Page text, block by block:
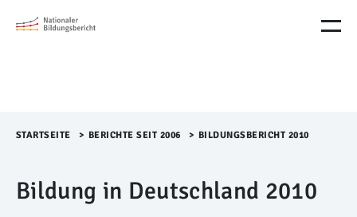
STARTSEITE >​ BERICHTE SEIT 2006 >​ BILDUNGSBERICHT 2010
Bildung in Deutschland 2010